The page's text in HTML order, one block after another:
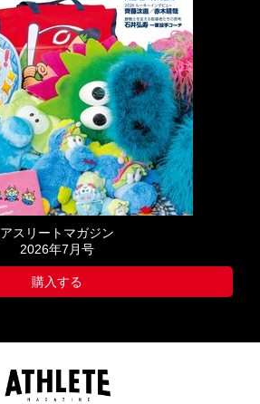
アスリートマガジン
2026年7月号
購入する